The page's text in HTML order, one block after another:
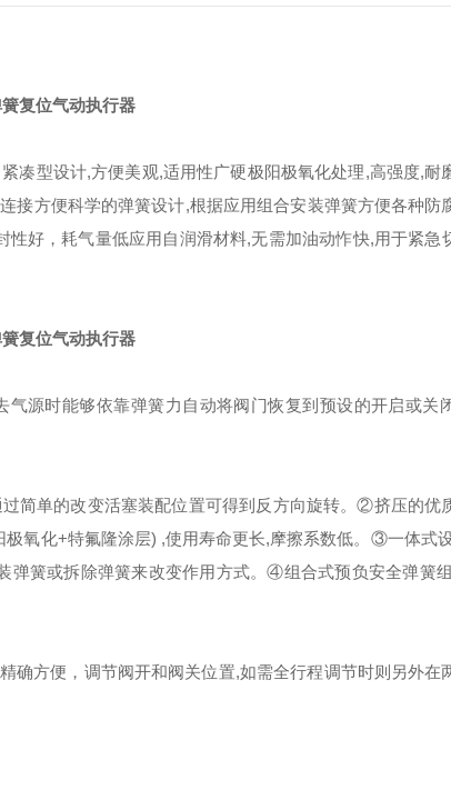
复位气动执行器
凑型设计,方便美观,适用性广硬极阳极氧化处理,高强度,耐
接方便科学的弹簧设计,根据应用组合安装弹簧方便各种防
性好，耗气量低应用自润滑材料,无需加油动怍快,用于紧急
复位气动执行器
源时能够依靠弹簧力自动将阀门恢复到预设的开启或关
简单的改变活塞装配位置可得到反方向旋转。②挤压的优
氧化+特氟隆涂层) ,使用寿命更长,摩擦系数低。 ③一体式
弹簧或拆除弹簧来改变作用方式。④组合式预负安全弹簧
方便，调节阀开和阀关位置,如需全行程调节时则另外在